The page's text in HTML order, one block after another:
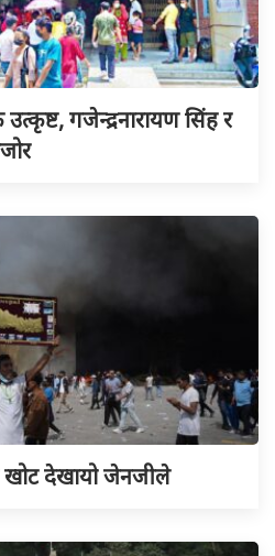
गजेन्द्रनारायण सिंह र
खोट देखायो जेनजीले